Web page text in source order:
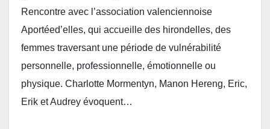
Rencontre avec l’association valenciennoise
Aportéed’elles, qui accueille des hirondelles, des
femmes traversant une période de vulnérabilité
personnelle, professionnelle, émotionnelle ou
physique. Charlotte Mormentyn, Manon Hereng, Eric,
Erik et Audrey évoquent…